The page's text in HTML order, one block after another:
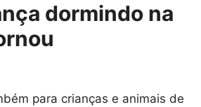
dormindo na
para crianças e animais de